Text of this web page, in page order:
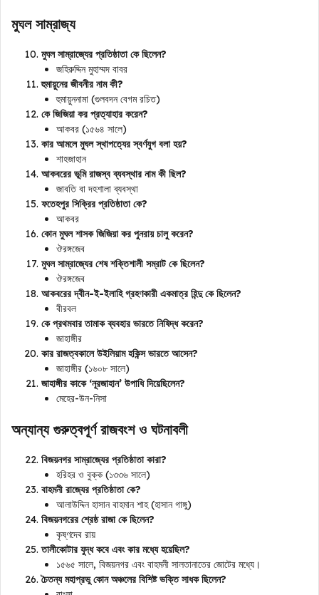
মুঘল সাম্রাজ্য
মুঘল সাম্রাজ্যের প্রতিষ্ঠাতা কে ছিলেন?
জহিরুদ্দিন মুহাম্মদ বাবর
হুমায়ুনের জীবনীর নাম কী?
হুমায়ুননামা (গুলবদন বেগম রচিত)
কে জিজিয়া কর প্রত্যাহার করেন?
আকবর (১৫৬৪ সালে)
কার আমলে মুঘল স্থাপত্যের স্বর্ণযুগ বলা হয়?
শাহজাহান
আকবরের ভূমি রাজস্ব ব্যবস্থার নাম কী ছিল?
জাবতি বা দহশালা ব্যবস্থা
ফতেহপুর সিক্রির প্রতিষ্ঠাতা কে?
আকবর
কোন মুঘল শাসক জিজিয়া কর পুনরায় চালু করেন?
ঔরঙ্গজেব
মুঘল সাম্রাজ্যের শেষ শক্তিশালী সম্রাট কে ছিলেন?
ঔরঙ্গজেব
আকবরের দ্বীন-ই-ইলাহি গ্রহণকারী একমাত্র হিন্দু কে ছিলেন?
বীরবল
কে প্রথমবার তামাক ব্যবহার ভারতে নিষিদ্ধ করেন?
জাহাঙ্গীর
কার রাজত্বকালে উইলিয়াম হকিন্স ভারতে আসেন?
জাহাঙ্গীর (১৬০৮ সালে)
জাহাঙ্গীর কাকে ‘নূরজাহান’ উপাধি দিয়েছিলেন?
মেহের-উন-নিসা
অন্যান্য গুরুত্বপূর্ণ রাজবংশ ও ঘটনাবলী
বিজয়নগর সাম্রাজ্যের প্রতিষ্ঠাতা কারা?
হরিহর ও বুক্ক (১৩৩৬ সালে)
বাহমনী রাজ্যের প্রতিষ্ঠাতা কে?
আলাউদ্দিন হাসান বাহমান শাহ (হাসান গাঙ্গু)
বিজয়নগরের শ্রেষ্ঠ রাজা কে ছিলেন?
কৃষ্ণদেব রায়
তালীকোটার যুদ্ধ কবে এবং কার মধ্যে হয়েছিল?
১৫৬৫ সালে, বিজয়নগর এবং বাহমনী সালতানাতের জোটের মধ্যে।
চৈতন্য মহাপ্রভু কোন অঞ্চলের বিশিষ্ট ভক্তি সাধক ছিলেন?